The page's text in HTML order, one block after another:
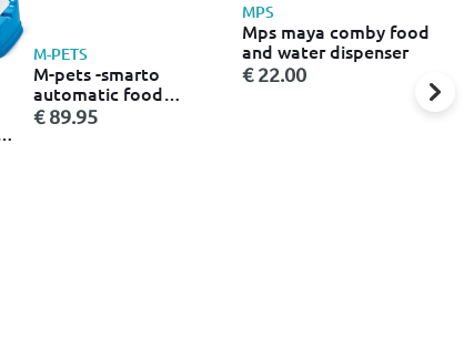
M-PETS
M-pets -smarto
automatic food
dispenser
€ 89.95
MPS
Mps maya comby food
and water dispenser
€ 22.00